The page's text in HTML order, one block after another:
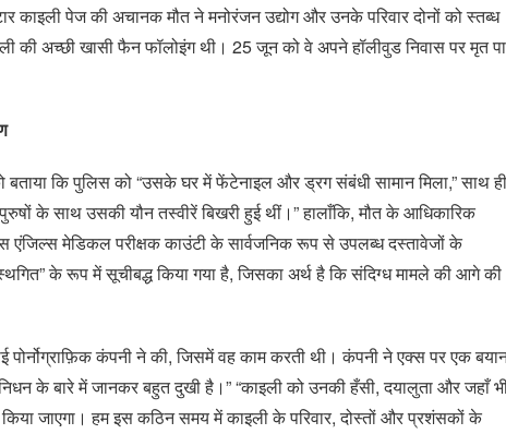
काइली पेज की अचानक मौत ने मनोरंजन उद्योग और उनके परिवार दोनों को स्तब्ध
की अच्छी खासी फैन फॉलोइंग थी। 25 जून को वे अपने हॉलीवुड निवास पर मृत
कि पुलिस को “उसके घर में फेंटेनाइल और ड्रग संबंधी सामान मिला,” साथ ही
के साथ उसकी यौन तस्वीरें बिखरी हुई थीं।” हालाँकि, मौत के आधिकारिक
एंजिल्स मेडिकल परीक्षक काउंटी के सार्वजनिक रूप से उपलब्ध दस्तावेजों के
के रूप में सूचीबद्ध किया गया है, जिसका अर्थ है कि संदिग्ध मामले की आगे की
पोर्नोग्राफ़िक कंपनी ने की, जिसमें वह काम करती थी। कंपनी ने एक्स पर एक
के बारे में जानकर बहुत दुखी है।” “काइली को उनकी हँसी, दयालुता और जहाँ
किया जाएगा। हम इस कठिन समय में काइली के परिवार, दोस्तों और प्रशंसकों के